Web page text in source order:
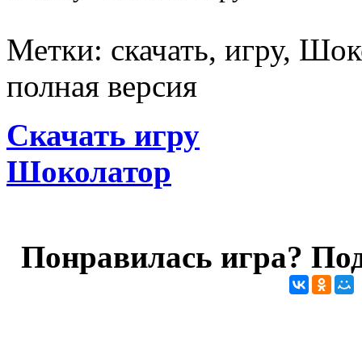
Метки: скачать, игру,
полная версия
Скачать игру
Шоколатор
Понравилась игра?